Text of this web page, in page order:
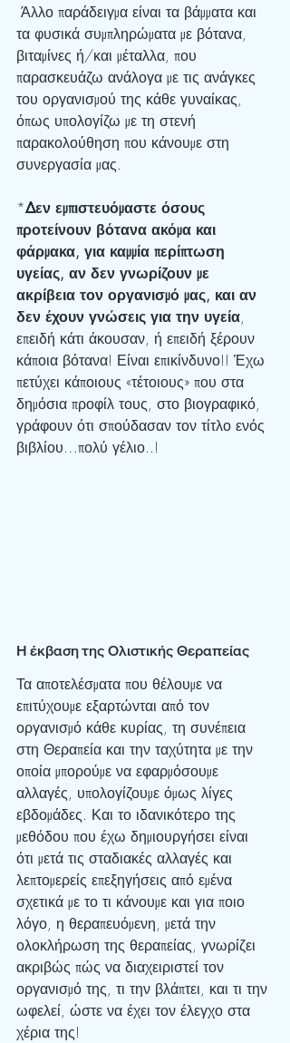
Άλλο παράδειγμα είναι τα βάμματα και
τα φυσικά συμπληρώματα με βότανα,
βιταμίνες ή/και μέταλλα, που
παρασκευάζω ανάλογα με τις ανάγκες
του οργανισμού της κάθε γυναίκας,
όπως υπολογίζω με τη στενή
παρακολούθηση που κάνουμε στη
συνεργασία μας.
*Δεν εμπιστευόμαστε όσους
προτείνουν βότανα ακόμα και
φάρμακα, για καμμία περίπτωση
υγείας, αν δεν γνωρίζουν με
ακρίβεια τον οργανισμό μας, και αν
δεν έχουν γνώσεις για την υγεία,
επειδή κάτι άκουσαν, ή επειδή ξέρουν
κάποια βότανα! Είναι επικίνδυνο!! Έχω
πετύχει κάποιους «τέτοιους» που στα
δημόσια προφίλ τους, στο βιογραφικό,
γράφουν ότι σπούδασαν τον τίτλο ενός
βιβλίου…πολύ γέλιο..!
Η έκβαση της Ολιστικής Θεραπείας
Τα αποτελέσματα που θέλουμε να
επιτύχουμε εξαρτώνται από τον
οργανισμό κάθε κυρίας, τη συνέπεια
στη Θεραπεία και την ταχύτητα με την
οποία μπορούμε να εφαρμόσουμε
αλλαγές, υπολογίζουμε όμως λίγες
εβδομάδες. Και το ιδανικότερο της
μεθόδου που έχω δημιουργήσει είναι
ότι μετά τις σταδιακές αλλαγές και
λεπτομερείς επεξηγήσεις από εμένα
σχετικά με το τι κάνουμε και για ποιο
λόγο, η θεραπευόμενη, μετά την
ολοκλήρωση της θεραπείας, γνωρίζει
ακριβώς πώς να διαχειριστεί τον
οργανισμό της, τι την βλάπτει, και τι την
ωφελεί, ώστε να έχει τον έλεγχο στα
χέρια της!